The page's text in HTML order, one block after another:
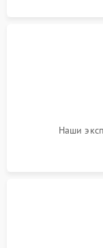
Наши